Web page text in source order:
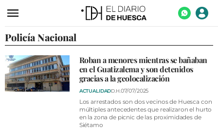
ACTUALIDAD
ECONOMÍA
TECNOLOGÍA
TURISMO
Policía Nacional
Roban a menores mientras se bañaban
en el Guatizalema y son detenidos
gracias a la geolocalización
ACTUALIDADD.H. 07/07/2025
Los arrestados son dos vecinos de Huesca con
múltiples antecedentes que realizaron el hurto
en la zona de picnic de las proximidades de
Siétamo